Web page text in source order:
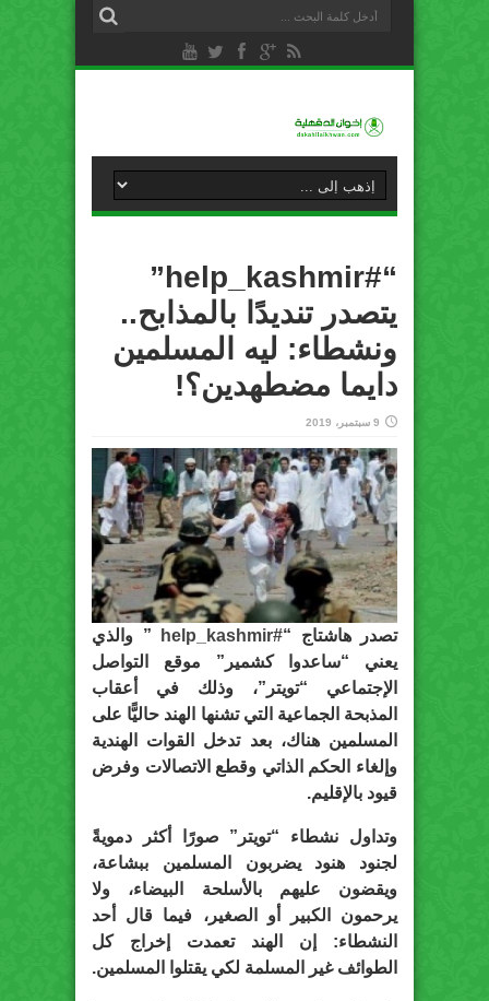
“#help_kashmir”
يتصدر تنديدًا بالمذابح..
ونشطاء: ليه المسلمين
دايما مضطهدين؟!
9 سبتمبر، 2019
تصدر هاشتاج “#help_kashmir
” والذي
يعني “ساعدوا كشمير” موقع التواصل
الإجتماعي “تويتر”، وذلك في أعقاب
المذبحة الجماعية التي تشنها الهند حاليًّا على
المسلمين هناك، بعد تدخل القوات الهندية
وإلغاء الحكم الذاتي وقطع الاتصالات وفرض
قيود بالإقليم.
وتداول نشطاء “تويتر” صورًا أكثر دمويةً
لجنود هنود يضربون المسلمين ببشاعة،
ويقضون عليهم بالأسلحة البيضاء، ولا
يرحمون الكبير أو الصغير، فيما قال أحد
النشطاء: إن الهند تعمدت إخراج كل
الطوائف غير المسلمة لكي يقتلوا المسلمين.